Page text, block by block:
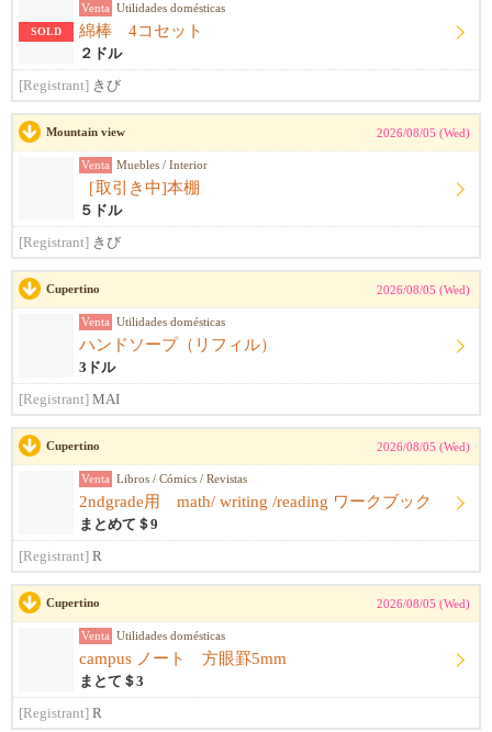
SOLD
Venta Utilidades domésticas
綿棒 4コセット
２ドル
[Registrant] きび
Mountain view 2026/08/05 (Wed)
Venta Muebles / Interior
［取引き中]本棚
５ドル
[Registrant] きび
Cupertino 2026/08/05 (Wed)
Venta Utilidades domésticas
ハンドソープ（リフィル）
3ドル
[Registrant] MAI
Cupertino 2026/08/05 (Wed)
Venta Libros / Cómics / Revistas
2ndgrade用 math/ writing /reading ワークブック
まとめて＄9
[Registrant] R
Cupertino 2026/08/05 (Wed)
Venta Utilidades domésticas
campus ノート 方眼罫5mm
まとて＄3
[Registrant] R